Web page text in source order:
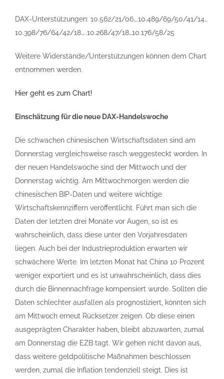
DAX-Unterstützungen: 10.562/21/06….10.489/69/50/41/14…
10.398/76/64/42/18…..10.268/47/18…10.176/58/25
Weitere Widerstände/Unterstützungen können dem Chart
entnommen werden.
Hier geht es zum Chart!
Einschätzung für die neue DAX-Handelswoche
Die schwachen chinesischen Wirtschaftsdaten sind am
Donnerstag vergleichsweise rasch weggesteckt worden. In
der neuen Handelswoche sind der Mittwoch und der
Donnerstag wichtig. Am Mittwochmorgen werden die
chinesischen BIP-Daten und weitere wichtige
Wirtschaftskennziffern veröffentlicht. Führt man sich die
Daten der letzten drei Monate vor Augen, so ist es
wahrscheinlich, dass diese unter den Vorjahresdaten
liegen. Auch bei der Industrieproduktion erwarten wir
schwächere Werte. Im letzten Monat hat China 10 Prozent
weniger exportiert und es ist unwahrscheinlich, dass dies
durch die Binnennachfrage kompensiert wurde. Sollten die
Daten schlechter ausfallen als prognostiziert, könnten sich
am Mittwoch erneut Rücksetzer zeigen. Ob diese einen
ausgeprägten Charakter haben, bleibt abzuwarten, zumal
am Donnerstag die EZB tagt. Wir gehen nicht davon aus,
dass weitere geldpolitische Maßnahmen beschlossen
werden, zumal die Inflation tendenziell steigt. Dies ist